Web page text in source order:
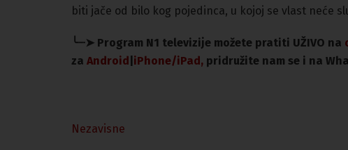
biti jače od bilo kog pojedinca, u kojoj se vlast neće
╰┈➤ Program N1 televizije možete pratiti UŽIVO na
za Android iPhone/iPad, pridružite nam se i na
Nezavisne